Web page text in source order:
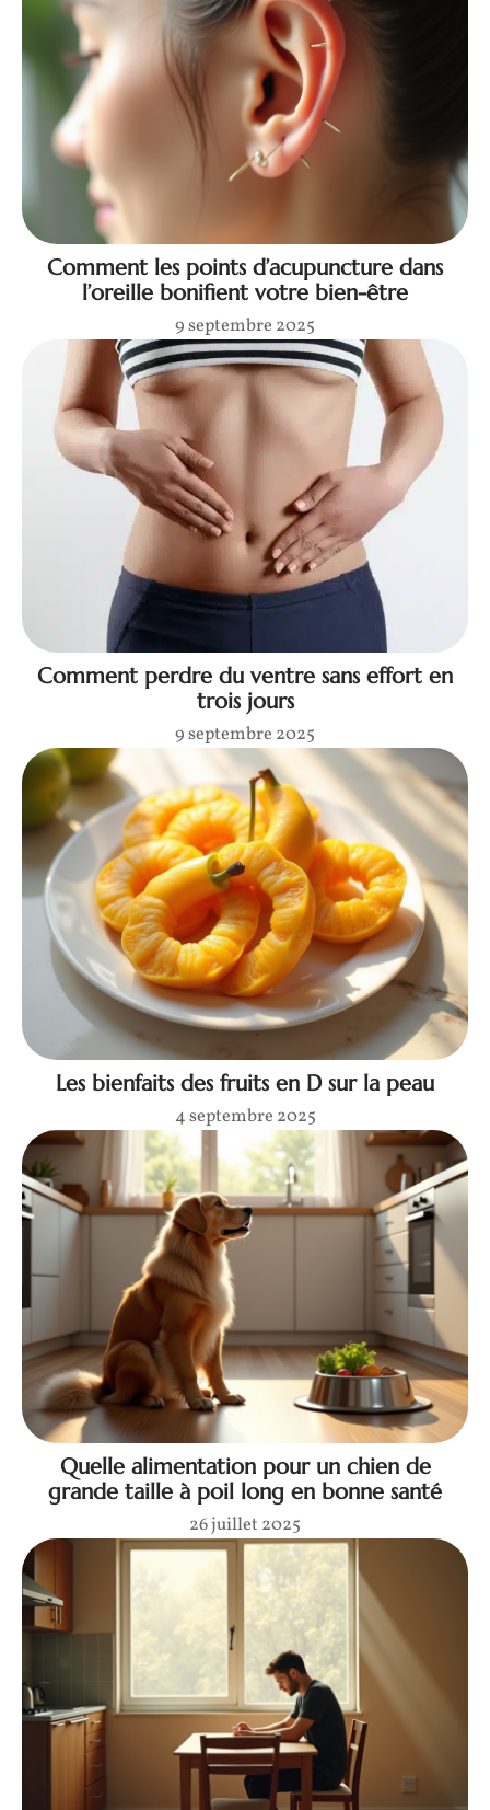
Comment les points d’acupuncture dans
l’oreille bonifient votre bien-être
9 septembre 2025
Comment perdre du ventre sans effort en
trois jours
9 septembre 2025
Les bienfaits des fruits en D sur la peau
4 septembre 2025
Quelle alimentation pour un chien de
grande taille à poil long en bonne santé
26 juillet 2025